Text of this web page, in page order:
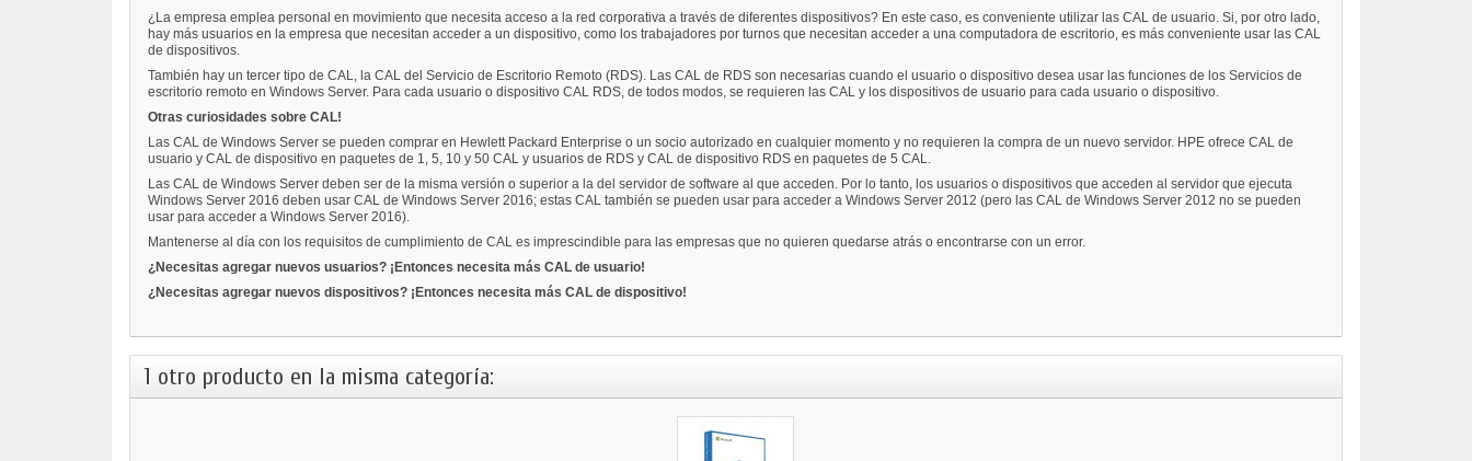
¿La empresa emplea personal en movimiento que necesita acceso a la red corporativa a través de diferentes dispositivos? En este caso, es conveniente utilizar las CAL de usuario. Si, por otro lado,
hay más usuarios en la empresa que necesitan acceder a un dispositivo, como los trabajadores por turnos que necesitan acceder a una computadora de escritorio, es más conveniente usar las CAL
de dispositivos.
También hay un tercer tipo de CAL, la CAL del Servicio de Escritorio Remoto (RDS). Las CAL de RDS son necesarias cuando el usuario o dispositivo desea usar las funciones de los Servicios de
escritorio remoto en Windows Server. Para cada usuario o dispositivo CAL RDS, de todos modos, se requieren las CAL y los dispositivos de usuario para cada usuario o dispositivo.
Otras curiosidades sobre CAL!
Las CAL de Windows Server se pueden comprar en Hewlett Packard Enterprise o un socio autorizado en cualquier momento y no requieren la compra de un nuevo servidor. HPE ofrece CAL de
usuario y CAL de dispositivo en paquetes de 1, 5, 10 y 50 CAL y usuarios de RDS y CAL de dispositivo RDS en paquetes de 5 CAL.
Las CAL de Windows Server deben ser de la misma versión o superior a la del servidor de software al que acceden. Por lo tanto, los usuarios o dispositivos que acceden al servidor que ejecuta
Windows Server 2016 deben usar CAL de Windows Server 2016; estas CAL también se pueden usar para acceder a Windows Server 2012 (pero las CAL de Windows Server 2012 no se pueden
usar para acceder a Windows Server 2016).
Mantenerse al día con los requisitos de cumplimiento de CAL es imprescindible para las empresas que no quieren quedarse atrás o encontrarse con un error.
¿Necesitas agregar nuevos usuarios? ¡Entonces necesita más CAL de usuario!
¿Necesitas agregar nuevos dispositivos? ¡Entonces necesita más CAL de dispositivo!
1 otro producto en la misma categoría: